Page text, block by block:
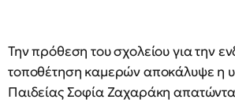
Την πρόθεση του σχολείου για την
τοποθέτηση καμερών αποκάλυψε η
Παιδείας Σοφία Ζαχαράκη